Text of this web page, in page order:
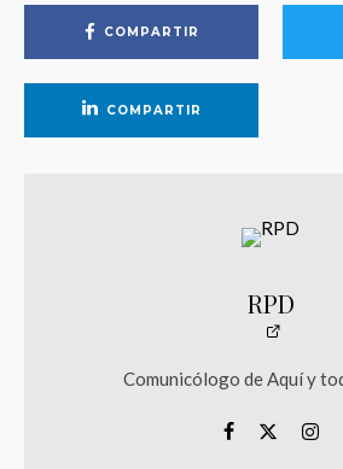
COMPARTIR
COMPARTIR
RPD
Comunicólogo de Aquí y